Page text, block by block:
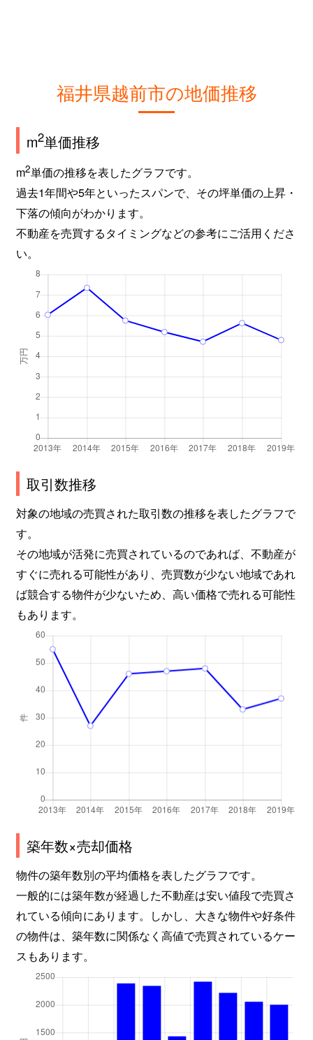
福井県越前市の地価推移
m2単価推移
m2単価の推移を表したグラフです。
過去1年間や5年といったスパンで、その坪単価の上昇・
下落の傾向がわかります。
不動産を売買するタイミングなどの参考にご活用くださ
い。
取引数推移
対象の地域の売買された取引数の推移を表したグラフで
す。
その地域が活発に売買されているのであれば、不動産が
すぐに売れる可能性があり、売買数が少ない地域であれ
ば競合する物件が少ないため、高い価格で売れる可能性
もあります。
築年数×売却価格
物件の築年数別の平均価格を表したグラフです。
一般的には築年数が経過した不動産は安い値段で売買さ
れている傾向にあります。しかし、大きな物件や好条件
の物件は、築年数に関係なく高値で売買されているケー
スもあります。